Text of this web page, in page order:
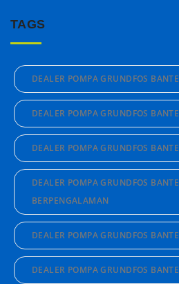
TAGS
DEALER POMPA GRUNDFOS
DEALER POMPA GRUNDFOS
DEALER POMPA GRUNDFOS
DEALER POMPA GRUNDFOS
BERPENGALAMAN
DEALER POMPA GRUNDFOS
DEALER POMPA GRUNDFOS